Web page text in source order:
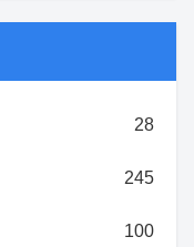
28
245
100